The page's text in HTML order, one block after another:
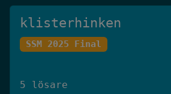
klisterhinken
SSM 2025 Final
5 lösare